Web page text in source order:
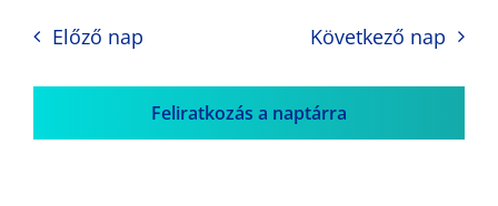
Előző nap Következő nap
Feliratkozás a naptárra